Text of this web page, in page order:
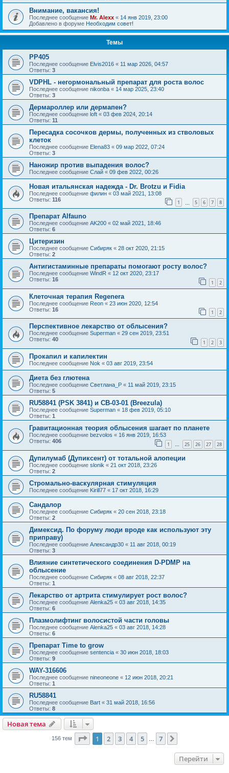
Внимание, вакансия!
Последнее сообщение Mr. Alexx « 14 янв 2019, 23:00
Добавлено в форуме Необходим совет!
Темы
РР405
Последнее сообщение Elvis2016 « 11 мар 2026, 04:57
Ответы: 3
VDPHL - негормональный препарат для роста волос
Последнее сообщение nikonba « 14 мар 2025, 23:40
Ответы: 3
Дермароллер или дермапен?
Последнее сообщение loft « 03 фев 2024, 20:14
Ответы: 11
Пересадка сосочков дермы, полученных из стволовых
клеток
Последнее сообщение Elena83 « 09 мар 2022, 07:24
Ответы: 3
Наножир против выпадения волос?
Последнее сообщение Слай « 09 фев 2022, 00:26
Новая итальянская надежда - Dr. Brotzu и Fidia
Последнее сообщение филин « 03 май 2021, 13:08
Ответы: 116 1 5 6 7 8
Препарат Alfauno
Последнее сообщение AK200 « 02 май 2021, 18:46
Ответы: 6
Цитеризин
Последнее сообщение Сибиряк « 28 окт 2020, 21:15
Ответы: 2
Антигистаминные препараты помогают росту волос?
Последнее сообщение WindR « 12 окт 2020, 23:17
Ответы: 16 1 2
Клеточная терапия Regenera
Последнее сообщение Reon « 23 июн 2020, 12:54
Ответы: 16 1 2
Перспективное лекарство от облысения?
Последнее сообщение Superman « 29 сен 2019, 23:51
Ответы: 40 1 2 3
Прокапил и капилектин
Последнее сообщение Nok « 03 авг 2019, 23:54
Диета без глютена
Последнее сообщение Светлана_P « 11 май 2019, 23:15
Ответы: 5
RU58841 (PSK 3841) и CB-03-01 (Breezula)
Последнее сообщение Superman « 18 фев 2019, 05:10
Ответы: 1
Гравитационная теория облысения шагает по планете
Последнее сообщение bezvolos « 16 янв 2019, 16:53
Ответы: 406 1 … 25 26 27 28
Дупилумаб (Дупиксент) от тотальной алопеции
Последнее сообщение slonik « 21 окт 2018, 23:26
Ответы: 2
Стромально-васкулярная стимуляция
Последнее сообщение Kirill77 « 17 окт 2018, 16:29
Сандалор
Последнее сообщение Сибиряк « 20 сен 2018, 23:18
Ответы: 2
Димексид. По форуму люди вроде как используют эту
приправу)
Последнее сообщение Александр30 « 11 авг 2018, 00:19
Ответы: 3
Влияние синтетического соединения D-PDMP на
облысение
Последнее сообщение Сибиряк « 08 авг 2018, 22:37
Ответы: 1
Лекарство от артрита стимулирует рост волос?
Последнее сообщение Alenka25 « 03 авг 2018, 14:35
Ответы: 6
Плазмолифтинг волосистой части головы
Последнее сообщение Alenka25 « 03 авг 2018, 14:28
Ответы: 6
Препарат Time to grow
Последнее сообщение sentencia « 30 июн 2018, 18:03
Ответы: 9
WAY-316606
Последнее сообщение nineoneone « 12 июн 2018, 20:21
Ответы: 1
RU58841
Последнее сообщение Bart « 31 май 2018, 16:56
Ответы: 8
Новая тема
156 тем Страница из
1 2 3 4 5 7
Перейти